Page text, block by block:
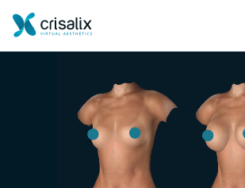
Accesso chirurghi